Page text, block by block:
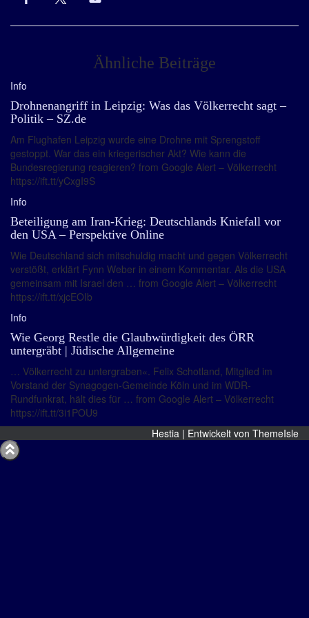
Ähnliche Beiträge
Info
Drohnenangriff in Leipzig: Was das Völkerrecht sagt –
Politik – SZ.de
Am Flughafen Leipzig wurde eine Drohne mit Sprengstoff
gestoppt. War das ein kriegerischer Akt? Wie kann die
Bundesregierung reagieren? from Google Alert – Völkerrecht
https://ift.tt/yCxgI9S
Info
Beteiligung am Iran-Krieg: Deutschlands Kniefall vor
den USA – Perspektive Online
Wie Deutschland sich mitschuldig macht und gegen Völkerrecht
verstößt, erklärt Fynn Weber in einem Kommentar. Als die USA
gemeinsam mit Israel den … from Google Alert – Völkerrecht
https://ift.tt/xjcEOIb
Info
Wie Georg Restle die Glaubwürdigkeit des ÖRR
untergräbt | Jüdische Allgemeine
… Völkerrecht zu untergraben«. Felix Schotland, Mitglied im
Vorstand der Synagogen-Gemeinde Köln und im WDR-
Rundfunkrat, hält dies für … from Google Alert – Völkerrecht
https://ift.tt/3i1POU9
Hestia | Entwickelt von ThemeIsle